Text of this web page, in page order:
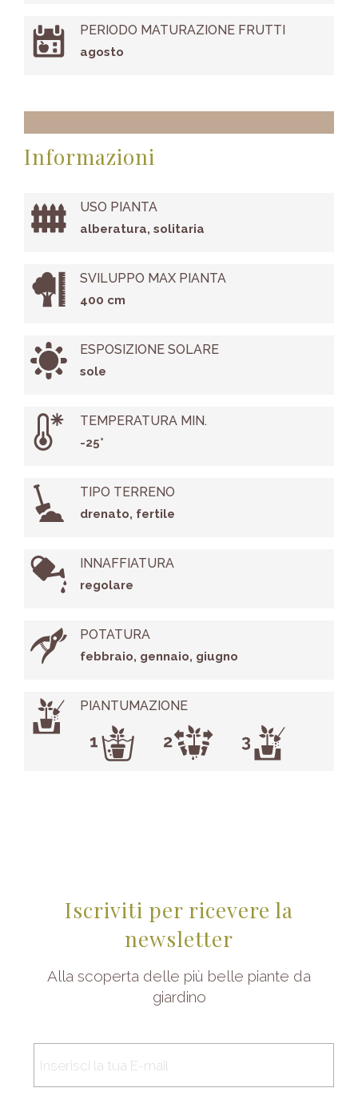
PERIODO MATURAZIONE FRUTTI
agosto
Informazioni
USO PIANTA
alberatura, solitaria
SVILUPPO MAX PIANTA
400 cm
ESPOSIZIONE SOLARE
sole
TEMPERATURA MIN.
-25°
TIPO TERRENO
drenato, fertile
INNAFFIATURA
regolare
POTATURA
febbraio, gennaio, giugno
PIANTUMAZIONE
Iscriviti per ricevere la
newsletter
Alla scoperta delle più belle piante da
giardino